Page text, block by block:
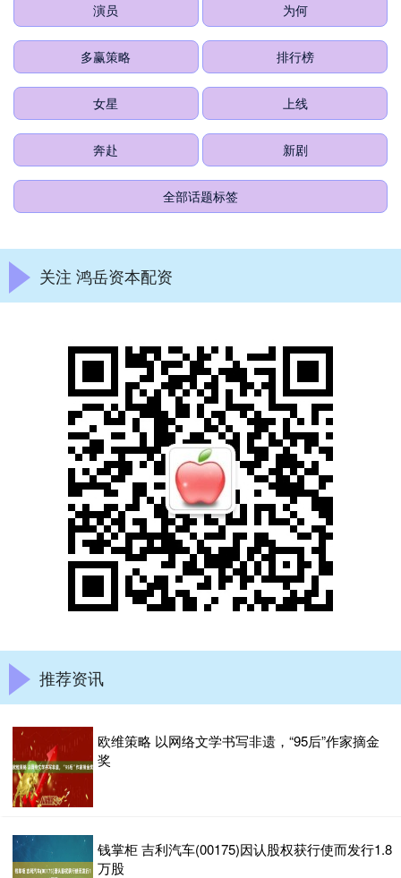
演员 为何
多赢策略 排行榜
女星 上线
奔赴 新剧
全部话题标签
关注 鸿岳资本配资
推荐资讯
欧维策略 以网络文学书写非遗，“95后”作家摘金
奖
钱掌柜 吉利汽车(00175)因认股权获行使而发行1.8
万股